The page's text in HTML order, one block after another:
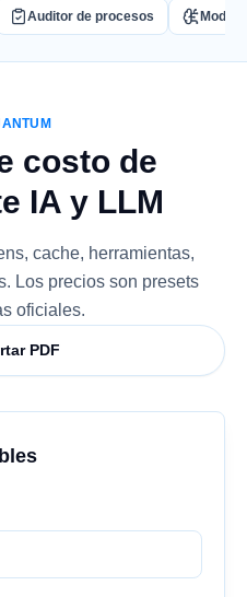
Auditor de procesos
costo de
IA y LLM
cache, herramientas,
Los precios son presets
oficiales.
PDF